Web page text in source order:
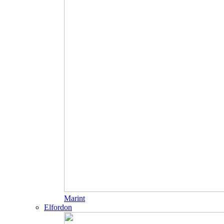
Marint
Elfordon